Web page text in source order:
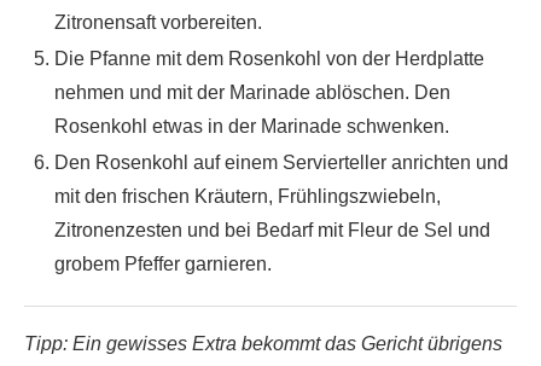
Zitronensaft vorbereiten.
Die Pfanne mit dem Rosenkohl von der Herdplatte
nehmen und mit der Marinade ablöschen. Den
Rosenkohl etwas in der Marinade schwenken.
Den Rosenkohl auf einem Servierteller anrichten und
mit den frischen Kräutern, Frühlingszwiebeln,
Zitronenzesten und bei Bedarf mit Fleur de Sel und
grobem Pfeffer garnieren.
Tipp: Ein gewisses Extra bekommt das Gericht übrigens